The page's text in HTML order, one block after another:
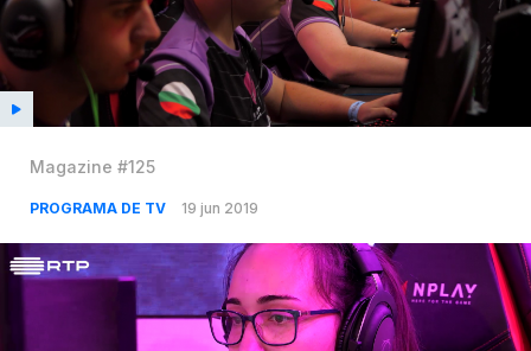
Magazine #125
PROGRAMA DE TV 19 jun 2019